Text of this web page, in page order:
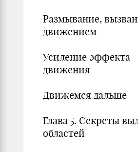
Размывание,
движением
Усиление эффекта
движения
Движемся дальше
Глава 5. Секреты
областей